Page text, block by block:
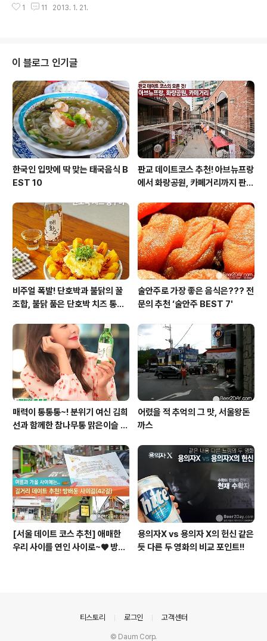
ㅋ 마파두부는 그런 오기를 충분히 부려도 될 만큼 어렵지
한 해가 되시길 바래요. 신년이 되면 우리나라를 대표하는
드는 법 1. 떡국떡이 말랑말랑하면 그냥 사용해도 좋으나
혹시나 냉동실에 있었다면 찬물에 담아 해동시켜주세요.
떡국떡을 튀길 때 냉동상태로 이용하면 펑 하고 터질 수가
있답니다. 해동시킨 떡국떡은 채반에 받쳐 물기를 제거 해
주세요. 2. 떡국떡에 찹쌀가루를 입혀주세요. 비닐팩에 찹
쌀가루 2큰술을 넣은 뒤 떡국떡을 ..
1 11 2013. 1. 21.
이 블로그 인기글
한국인 입맛에 딱 맞는 태국음식 B
EST 10
판교 데이트코스 추천! 아브뉴프랑
에서 화랑공원, 카페거리까지 판교
비주얼 폭발! 단호박과 불닭의 꿀
조합, 불닭 품은 단호박 치즈 통구
술안주로 가장 좋은 음식은??? 전
문의 추천 ‘술안주 BEST 7'
매력이 통통통~! 분위기 여신 김희
선과 함께한 참나무통 맑은이슬 T
어렸을 적 추억의 그 맛, 서울왕돈
까스
[서울 데이트 코스 추천] 애매한
우리 사이를 연인 사이로~♥ 방배
용의자X vs 용의자 X의 헌신 같은
듯 다른 두 영화의 비교 포인트!!
티스토리 로그인 고객센터
© Daum Corp.